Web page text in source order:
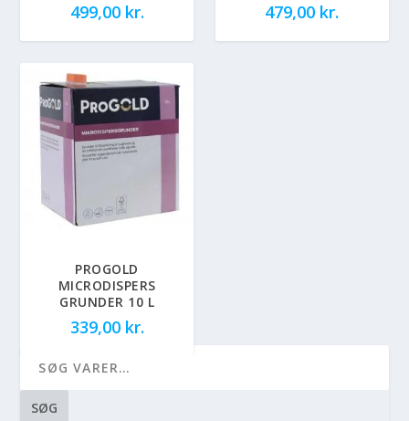
499,00 kr. 479,00 kr.
PROGOLD
MICRODISPERS
GRUNDER 10 L
339,00 kr.
SØG